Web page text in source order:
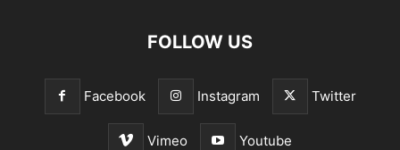
FOLLOW US
Facebook Instagram Twitter
Vimeo Youtube